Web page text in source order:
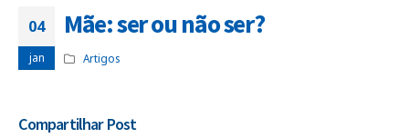
04
jan
Mãe: ser ou não ser?
Artigos
Compartilhar Post